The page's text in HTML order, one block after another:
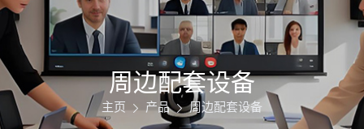
周边配套设备
主页 产品 周边配套设备